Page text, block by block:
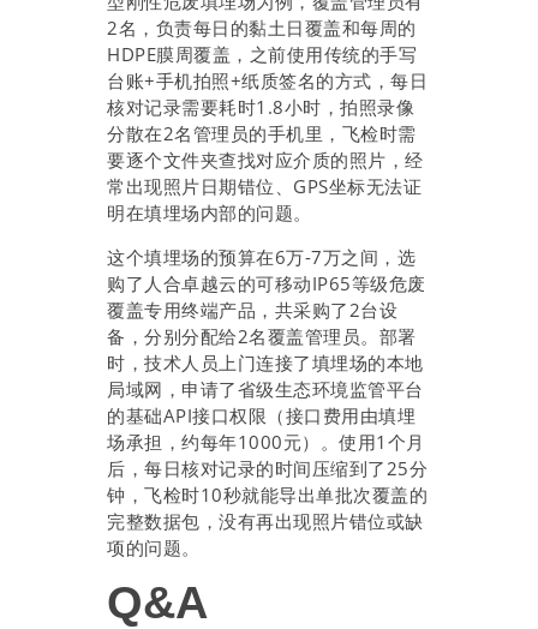
2名，负责每日的黏土日覆盖和每周的
HDPE膜周覆盖，之前使用传统的手写
台账+手机拍照+纸质签名的方式，每日
核对记录需要耗时1.8小时，拍照录像
分散在2名管理员的手机里，飞检时需
要逐个文件夹查找对应介质的照片，经
常出现照片日期错位、GPS坐标无法证
明在填埋场内部的问题。
这个填埋场的预算在6万-7万之间，选
购了人合卓越云的可移动IP65等级危废
覆盖专用终端产品，共采购了2台设
备，分别分配给2名覆盖管理员。部署
时，技术人员上门连接了填埋场的本地
局域网，申请了省级生态环境监管平台
的基础API接口权限（接口费用由填埋
场承担，约每年1000元）。使用1个月
后，每日核对记录的时间压缩到了25分
钟，飞检时10秒就能导出单批次覆盖的
完整数据包，没有再出现照片错位或缺
项的问题。
Q&A